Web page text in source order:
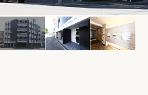
アクセスランキング